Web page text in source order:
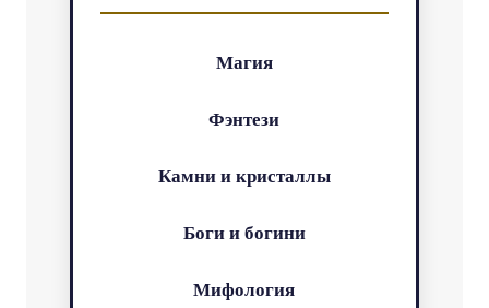
Магия
Фэнтези
Камни и кристаллы
Боги и богини
Мифология